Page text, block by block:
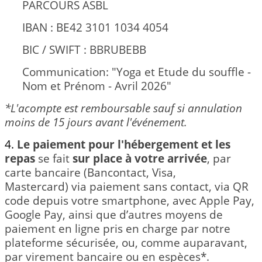
PARCOURS ASBL
IBAN : BE42 3101 1034 4054
BIC / SWIFT : BBRUBEBB
Communication: "Yoga et Etude du souffle -
Nom et Prénom - Avril 2026"
*L'acompte est remboursable sauf si annulation
moins de 15 jours avant l'événement.
4. Le paiement pour l'hébergement et les
repas se fait sur place à votre arrivée, par
carte bancaire (Bancontact, Visa,
Mastercard) via paiement sans contact, via QR
code depuis votre smartphone, avec Apple Pay,
Google Pay, ainsi que d’autres moyens de
paiement en ligne pris en charge par notre
plateforme sécurisée, ou, comme auparavant,
par virement bancaire ou en espèces*.